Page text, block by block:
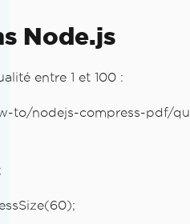
Node.js
entre 1 et 100 :
to/nodejs-compress-pdf/